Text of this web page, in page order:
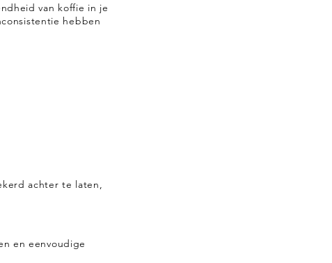
van koffie in je
hebben
achter te laten,
en eenvoudige